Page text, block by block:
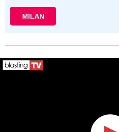
MILAN